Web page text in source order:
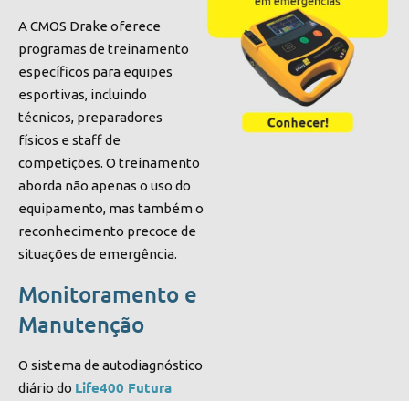
A CMOS Drake oferece
programas de treinamento
específicos para equipes
esportivas, incluindo
técnicos, preparadores
físicos e staff de
competições. O treinamento
aborda não apenas o uso do
equipamento, mas também o
reconhecimento precoce de
situações de emergência.
Monitoramento e
Manutenção
O sistema de autodiagnóstico
diário do Life400 Futura